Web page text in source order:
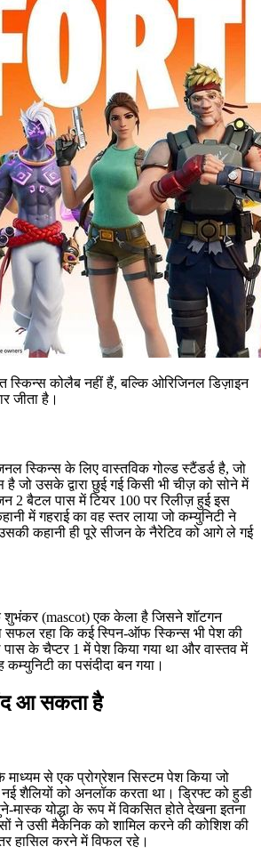
स्किन्स कोलैब नहीं हैं, बल्कि ओरिजिनल डिज़ाइन
जीता है।
स्किन्स के लिए वास्तविक गोल्ड स्टैंडर्ड है, जो
जो उसके द्वारा छुई गई किसी भी चीज़ को सोने में
2 बैटल पास में टियर 100 पर रिलीज़ हुई इस
में गहराई का वह स्तर लाया जो कम्युनिटी ने
कहानी ही पूरे सीजन के नैरेटिव को आगे ले गई
शुभंकर (mascot) एक केला है जिसने शॉटगन
सफल रहा कि कई स्पिन-ऑफ स्किन्स भी पेश की
के चैप्टर 1 में पेश किया गया था और वास्तव में
का पसंदीदा बन गया।
आ सकता है
से एक प्रोग्रेशन सिस्टम पेश किया जो
शैलियों को अनलॉक करता था। ड्रिफ्ट को हुडी
मास्क योद्धा के रूप में विकसित होते देखना इतना
ने उसी मैकेनिक को शामिल करने की कोशिश की
हासिल करने में विफल रहे।